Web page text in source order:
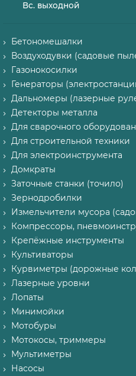
Вс. выходной
Бетономешалки
Воздуходувки (садовые
Газонокосилки
Генераторы
Дальномеры (лазерные
Детекторы металла
Для сварочного
Для строительной техники
Для электроинструмента
Домкраты
Заточные станки (точило)
Зернодробилки
Измельчители мусора
Компрессоры,
Крепёжные инструменты
Культиваторы
Курвиметры (дорожные
Лазерные уровни
Лопаты
Минимойки
Мотобуры
Мотокосы, триммеры
Мультиметры
Насосы